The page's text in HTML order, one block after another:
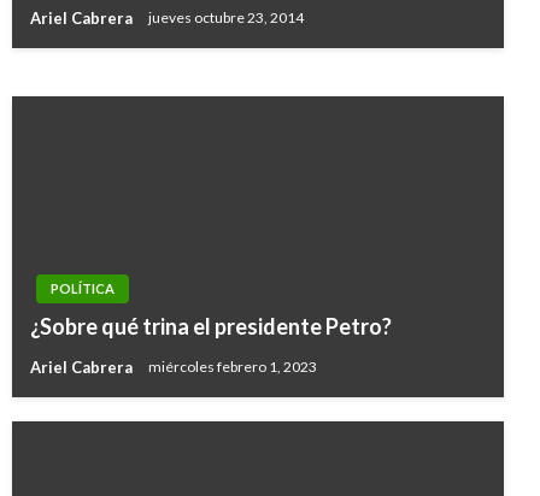
Ariel Cabrera jueves octubre 23, 2014
POLÍTICA
¿Sobre qué trina el presidente Petro?
Ariel Cabrera miércoles febrero 1, 2023